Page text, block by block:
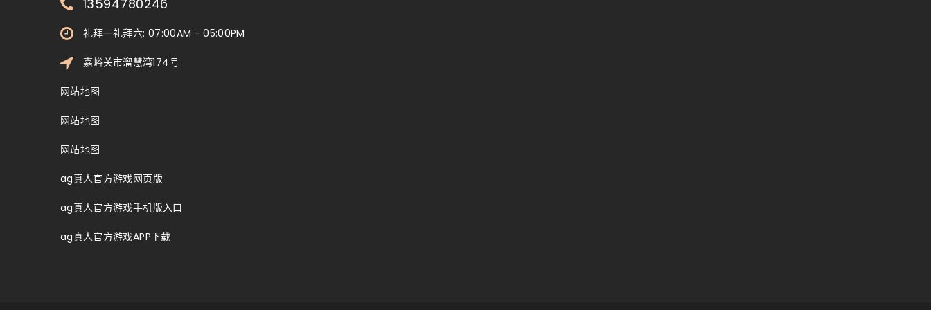
13594780246
礼拜一礼拜六: 07:00AM - 05:00PM
嘉峪关市溜慧湾174号
网站地图
网站地图
网站地图
ag真人官方游戏网页版
ag真人官方游戏手机版入口
ag真人官方游戏APP下载